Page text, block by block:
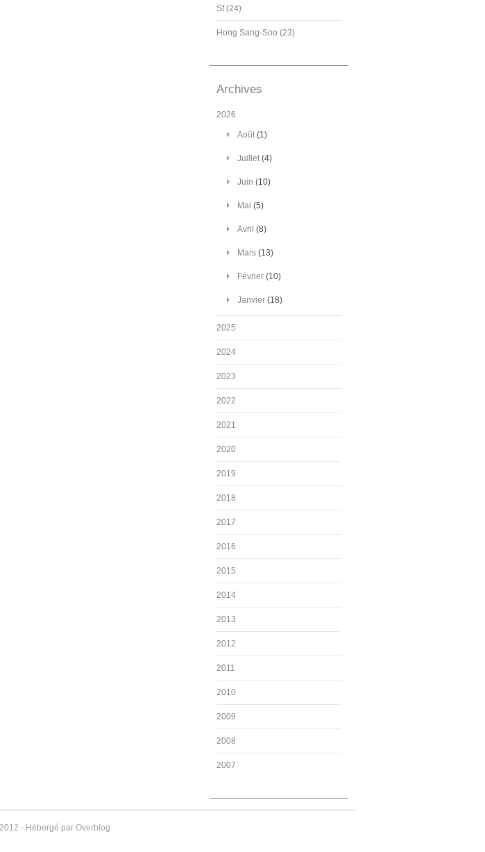
Sf (24)
Hong Sang-Soo (23)
Archives
2026
Août(1)
Juillet(4)
Juin (10)
Mai (5)
Avril (8)
Mars (13)
Février (10)
Janvier (18)
2025
2024
2023
2022
2021
2020
2019
2018
2017
2016
2015
2014
2013
2012
2011
2010
2009
2008
2007
- Hébergé par Overblog